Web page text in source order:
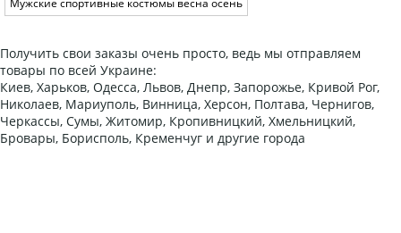
Мужские спортивные костюмы весна осень
Получить свои заказы очень просто, ведь мы отправляем
товары по всей Украине:
Киев, Харьков, Одесса, Львов, Днепр, Запорожье, Кривой Рог,
Николаев, Мариуполь, Винница, Херсон, Полтава, Чернигов,
Черкассы, Сумы, Житомир, Кропивницкий, Хмельницкий,
Бровары, Борисполь, Кременчуг и другие города